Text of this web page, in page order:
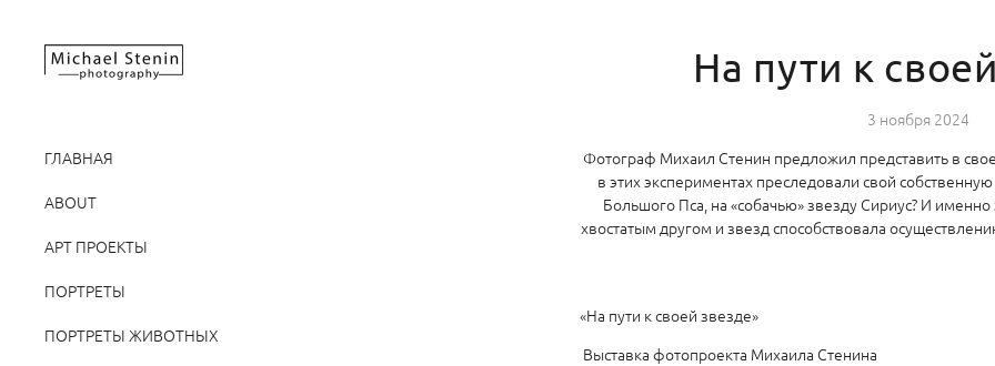
ГЛАВНАЯ
ABOUT
АРТ ПРОЕКТЫ
ПОРТРЕТЫ
ПОРТРЕТЫ ЖИВОТНЫХ
На пути к
3 ноября 2024
Фотограф Михаил Стенин предложил представить в
в этих экспериментах преследовали свой
Большого Пса, на «собачью» звезду Сириус? И
хвостатым другом и звезд способствовала
«На пути к своей звезде»
Выставка фотопроекта Михаила Стенина